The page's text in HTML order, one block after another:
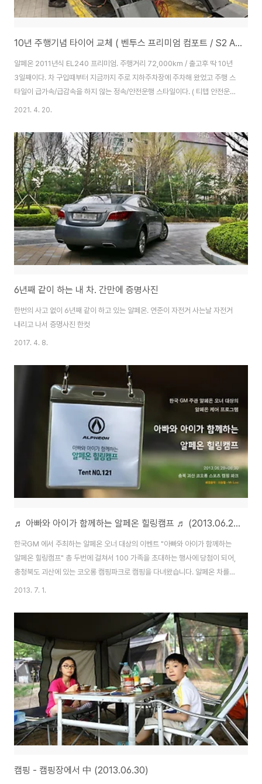
10년 주행기념 타이어 교체 ( 벤투스 프리미엄 컴포트 / S2 AS /슈퍼위크 / Tstation / 한국타이어 / )
알페온 2011년식 EL240 프리미엄. 주행거리 72,000km / 출고후 딱 10년
3일째이다. 차 구입때부터 지금까지 주로 지하주차장에 주차해 왔었고 주행 스
타일이 급가속/급감속을 하지 않는 정속/안전운행 스타일이다. ( 티맵 안전운전
점수 90~99점 사이 )타이어 교체 주기 (적정주기 5년)는 이미 훨씬 지나버렸
지 10년이 되었고 하여 타이어나 교체해볼까 ? 하면서 얼핏 들어 알고 있는 티
스테이션 홈페이지에 들어가봤더니 행사가 하고 있었다.솔직히 T-Station 이
T-Map, T-World 와 같이 SKT 에서 운영하는 제휴 자동차 매장인줄만 알았
었는데, 홈페이지 들어가보고서는 한국타이어 홈페이지임을 알수 있었다...
2021. 4. 20.
6년째 같이 하는 내 차. 간만에 증명사진
한번의 사고 없이 6년째 같이 하고 있는 알페온. 연준이 자전거 사는날 자전거
내리고 나서 증명사진 한컷
2017. 4. 8.
♬ 아빠와 아이가 함께하는 알페온 힐링캠프 ♬ (2013.06.29~30)
한국GM 에서 주최하는 알페온 오너 대상의 이벤트 "아빠와 아이가 함께하는
알페온 힐링캠프" 총 두번에 걸쳐서 100 가족을 초대하는 행사에 당첨이 되어,
충청북도 괴산에 있는 코오롱 캠핑파크로 캠핑을 다녀왔습니다. 알페온 차를
구입한지는 2년이 넘었고 여러모로 알페온 차가 우리 가족에서 안겨준 선물이
되어 캠핑체험을 할 수 있어서 너무 좋은 기회였습니다. 먹을것만 준비해 가면
되는 캠핑인데도 준비할 것들이 많은것을 보면, 텐트를 준비해 다니는 캠핑족
의 생활은 저희 가족과 거리가 먼 딴나라 세상 얘기인듯 싶습니다. 한국GM에
서 럭셔리 세단인 알페온 오너들을 위해서 준비한 알페온 케어 프로그램인 만
큼 다양한 프로그램이 있었는데 , ..
2013. 7. 1.
캠핑 - 캠핑장에서 中 (2013.06.30)